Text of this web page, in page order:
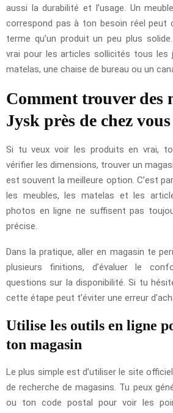
aussi la durabilité et l’usage. Un
correspond pas à ton besoin réel peut
terme qu’un produit un peu plus
vrai pour les articles sollicités tous les
matelas, une chaise de bureau ou un
Comment trouver des
Jysk près de chez
Si tu veux voir les produits en vrai,
vérifier les dimensions, trouver un
est souvent la meilleure option. C’est
les meubles, les matelas et les
photos en ligne ne suffisent pas
précise.
Dans la pratique, aller en magasin te
plusieurs finitions, d’évaluer le
questions sur la disponibilité. Si tu
cette étape peut t’éviter une erreur
Utilise les outils en ligne
ton magasin
Le plus simple est d’utiliser le site
de recherche de magasins. Tu peux
ou ton code postal pour voir les